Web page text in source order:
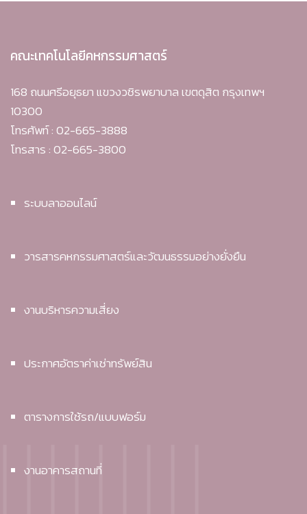
คณะเทคโนโลยีคหกรรมศาสตร์
168 ถนนศรีอยุธยา แขวงวชิรพยาบาล เขตดุสิต กรุงเทพฯ
10300
โทรศัพท์ : 02-665-3888
โทรสาร : 02-665-3800
ระบบลาออนไลน์
วารสารคหกรรมศาสตร์และวัฒนธรรมอย่างยั่งยืน
งานบริหารความเสี่ยง
ประกาศอัตราค่าเช่าทรัพย์สิน
ตารางการใช้รถ/แบบฟอร์ม
งานอาคารสถานที่